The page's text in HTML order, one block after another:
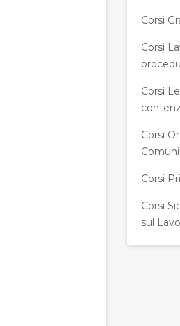
Corsi
Corsi
Corsi
Corsi
Corsi
Corsi
sul